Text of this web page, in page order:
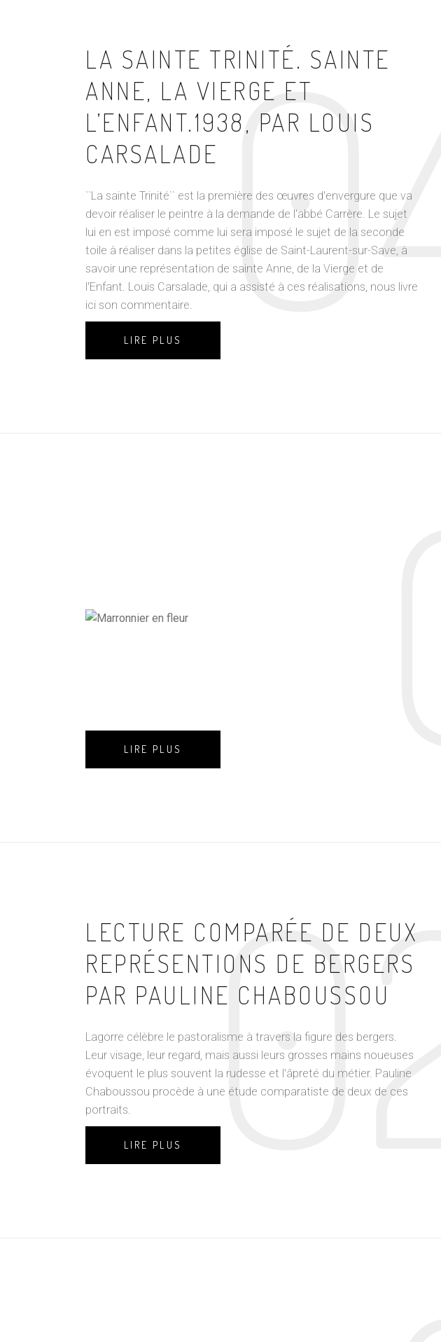
LA SAINTE TRINITÉ. SAINTE
ANNE, LA VIERGE ET
L’ENFANT.1938, PAR LOUIS
CARSALADE
``La sainte Trinité`` est la première des œuvres d'envergure que va
devoir réaliser le peintre à la demande de l'abbé Carrère. Le sujet
lui en est imposé comme lui sera imposé le sujet de la seconde
toile à réaliser dans la petites église de Saint-Laurent-sur-Save, à
savoir une représentation de sainte Anne, de la Vierge et de
l'Enfant. Louis Carsalade, qui a assisté à ces réalisations, nous livre
ici son commentaire.
LIRE PLUS
LIRE PLUS
LECTURE COMPARÉE DE DEUX
REPRÉSENTIONS DE BERGERS
PAR PAULINE CHABOUSSOU
Lagorre célèbre le pastoralisme à travers la figure des bergers.
Leur visage, leur regard, mais aussi leurs grosses mains noueuses
évoquent le plus souvent la rudesse et l'âpreté du métier. Pauline
Chaboussou procède à une étude comparatiste de deux de ces
portraits.
LIRE PLUS